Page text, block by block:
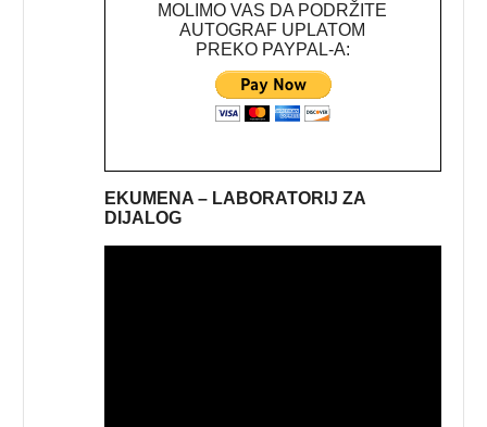
MOLIMO VAS DA PODRŽITE
AUTOGRAF UPLATOM
PREKO PAYPAL-A:
EKUMENA – LABORATORIJ ZA
DIJALOG